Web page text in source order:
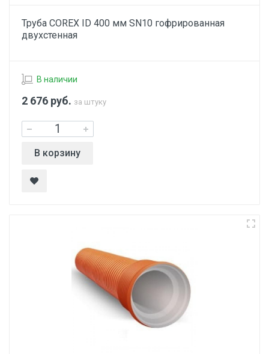
Труба COREX ID 400 мм SN10 гофрированная
двухстенная
В наличии
2 676 руб. за штуку
В корзину